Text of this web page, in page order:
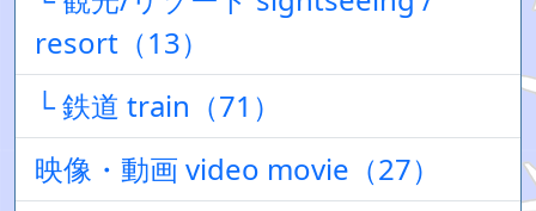
resort（13）
└ 鉄道 train（71）
映像・動画 video movie（27）